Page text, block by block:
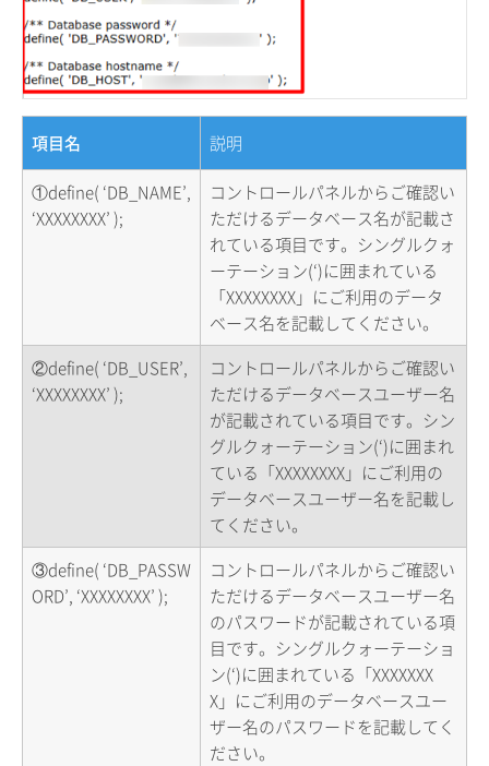
項目名 説明
①define( ‘DB_NAME’,
‘XXXXXXXX’ );
コントロールパネルからご確認い
ただけるデータベース名が記載さ
れている項目です。シングルクォ
ーテーション(‘)に囲まれている
「XXXXXXXX」にご利用のデータ
ベース名を記載してください。
②define( ‘DB_USER’,
‘XXXXXXXX’ );
コントロールパネルからご確認い
ただけるデータベースユーザー名
が記載されている項目です。シン
グルクォーテーション(‘)に囲まれ
ている「XXXXXXXX」にご利用の
データベースユーザー名を記載し
てください。
③define( ‘DB_PASSW
ORD’, ‘XXXXXXXX’ );
コントロールパネルからご確認い
ただけるデータベースユーザー名
のパスワードが記載されている項
目です。シングルクォーテーショ
ン(‘)に囲まれている「XXXXXXX
X」にご利用のデータベースユー
ザー名のパスワードを記載してく
ださい。